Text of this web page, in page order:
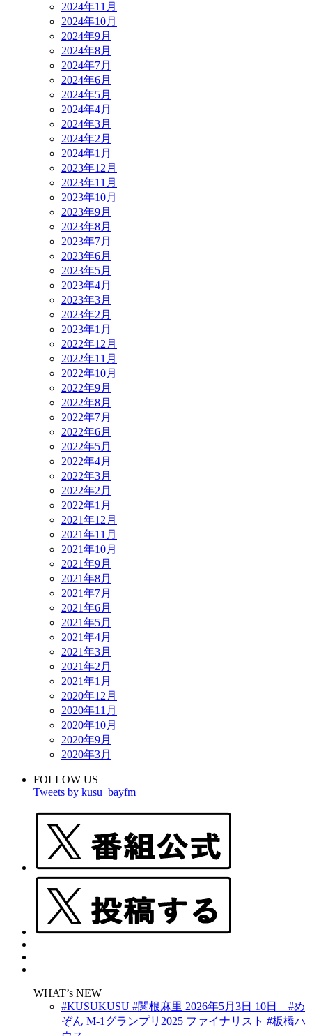
2024年11月
2024年10月
2024年9月
2024年8月
2024年7月
2024年6月
2024年5月
2024年4月
2024年3月
2024年2月
2024年1月
2023年12月
2023年11月
2023年10月
2023年9月
2023年8月
2023年7月
2023年6月
2023年5月
2023年4月
2023年3月
2023年2月
2023年1月
2022年12月
2022年11月
2022年10月
2022年9月
2022年8月
2022年7月
2022年6月
2022年5月
2022年4月
2022年3月
2022年2月
2022年1月
2021年12月
2021年11月
2021年10月
2021年9月
2021年8月
2021年7月
2021年6月
2021年5月
2021年4月
2021年3月
2021年2月
2021年1月
2020年12月
2020年11月
2020年10月
2020年9月
2020年3月
FOLLOW US
Tweets by kusu_bayfm
WHAT’s NEW
#KUSUKUSU #関根麻里 2026年5月3日 10日 #め
ぞん M-1グランプリ2025 ファイナリスト #板橋ハ